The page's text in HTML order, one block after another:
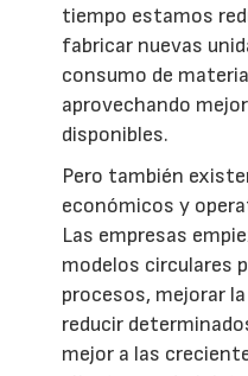
tiempo estamos
fabricar nuevas
consumo de
aprovechando
disponibles.
Pero también
económicos y
Las empresas
modelos circulares
procesos, mejorar
reducir
mejor a las